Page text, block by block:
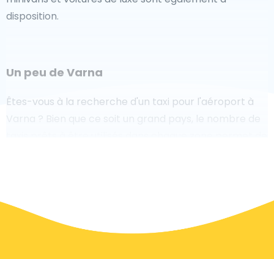
disposition.
Un peu de Varna
Êtes-vous à la recherche d'un taxi pour l'aéroport à
Varna ? Bien que ce soit un grand pays, le nombre de
en ligne sur notre site Web, pour vous faire voyager
sans stress.